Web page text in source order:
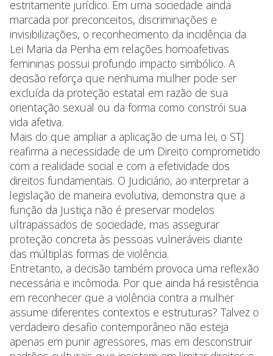
estritamente jurídico. Em uma sociedade ainda
marcada por preconceitos, discriminações e
invisibilizações, o reconhecimento da incidência da
Lei Maria da Penha em relações homoafetivas
femininas possui profundo impacto simbólico. A
decisão reforça que nenhuma mulher pode ser
excluída da proteção estatal em razão de sua
orientação sexual ou da forma como constrói sua
vida afetiva.
Mais do que ampliar a aplicação de uma lei, o STJ
reafirma a necessidade de um Direito comprometido
com a realidade social e com a efetividade dos
direitos fundamentais. O Judiciário, ao interpretar a
legislação de maneira evolutiva, demonstra que a
função da Justiça não é preservar modelos
ultrapassados de sociedade, mas assegurar
proteção concreta às pessoas vulneráveis diante
das múltiplas formas de violência.
Entretanto, a decisão também provoca uma reflexão
necessária e incômoda. Por que ainda há resistência
em reconhecer que a violência contra a mulher
assume diferentes contextos e estruturas? Talvez o
verdadeiro desafio contemporâneo não esteja
apenas em punir agressores, mas em desconstruir